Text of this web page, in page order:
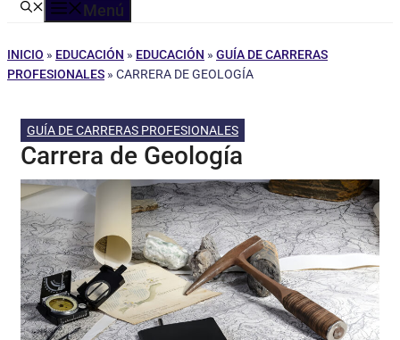
Menú
INICIO » EDUCACIÓN » EDUCACIÓN » GUÍA DE CARRERAS
PROFESIONALES » CARRERA DE GEOLOGÍA
GUÍA DE CARRERAS PROFESIONALES
Carrera de Geología